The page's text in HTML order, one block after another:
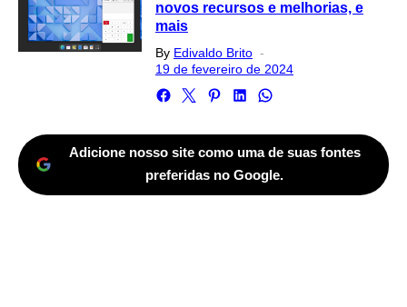
novos recursos e melhorias, e
mais
By Edivaldo Brito
on
19 de fevereiro de 2024
Adicione nosso site como uma de suas fontes
preferidas no Google.